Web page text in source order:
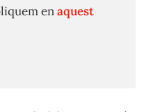
enaquest